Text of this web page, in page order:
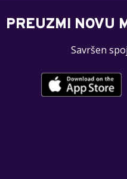
PREUZMI NOVU
Savršen